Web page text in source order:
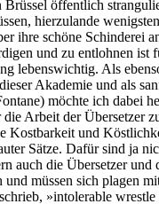
öffentlich
hierzulande
ihre schöne Schinderei
und zu entlohnen ist
lebenswichtig. Als
Akademie und als
möchte ich dabei
Arbeit der Übersetzer
Kostbarkeit und
Sätze. Dafür sind ja
auch die Übersetzer und
und müssen sich plagen
»intolerable